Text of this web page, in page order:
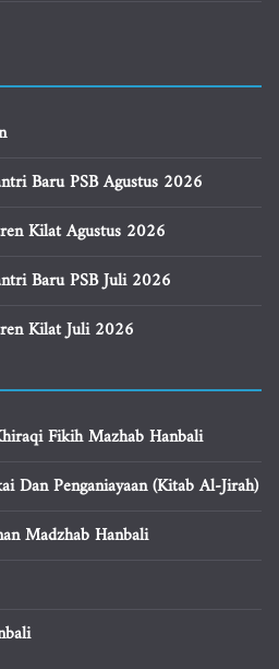
Baru PSB Agustus 2026
Kilat Agustus 2026
Baru PSB Juli 2026
Kilat Juli 2026
Fikih Mazhab Hanbali
Dan Penganiayaan (Kitab Al-Jirah)
Madzhab Hanbali